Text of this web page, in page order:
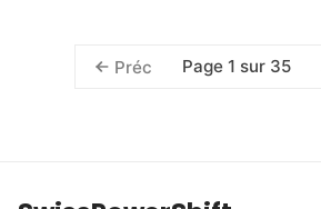
Préc Page 1 sur 35